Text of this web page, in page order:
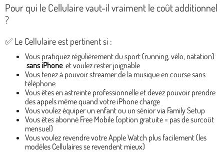
Pour qui le Cellulaire vaut-il vraiment le coût additionnel
?
✅ Le Cellulaire est pertinent si :
Vous pratiquez régulièrement du sport (running, vélo, natation)
sans iPhone et voulez rester joignable
Vous tenez à pouvoir streamer de la musique en course sans
téléphone
Vous êtes en astreinte professionnelle et devez pouvoir prendre
des appels même quand votre iPhone charge
Vous voulez équiper un enfant ou un sénior via Family Setup
Vous êtes abonné Free Mobile (option gratuite = pas de surcoût
mensuel)
Vous voulez revendre votre Apple Watch plus facilement (les
modèles Cellulaires se revendent mieux)